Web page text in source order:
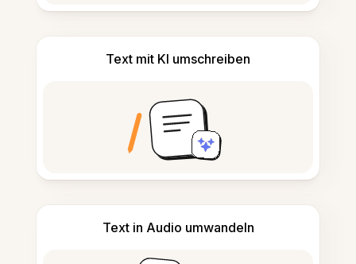
Text mit KI umschreiben
Text in Audio umwandeln